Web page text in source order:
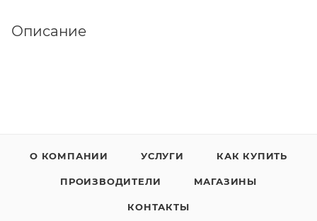
Описание
О КОМПАНИИ УСЛУГИ КАК КУПИТЬ
ПРОИЗВОДИТЕЛИ МАГАЗИНЫ
КОНТАКТЫ